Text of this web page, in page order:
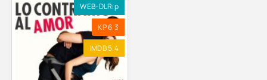
WEB-DLRip
KP 6.3
IMDB 5.4